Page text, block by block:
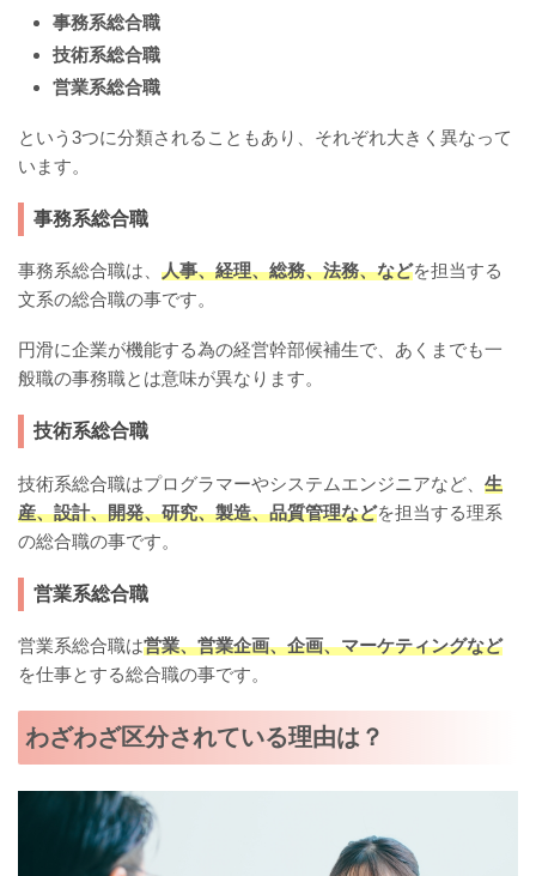
事務系総合職
技術系総合職
営業系総合職
という3つに分類されることもあり、それぞれ大きく異なって
います。
事務系総合職
事務系総合職は、 人事、経理、総務、法務、などを担当する
文系の総合職の事です。
円滑に企業が機能する為の経営幹部候補生で、あくまでも一
般職の事務職とは意味が異なります。
技術系総合職
技術系総合職はプログラマーやシステムエンジニアなど、 生
産、設計、開発、研究、製造、品質管理などを担当する理系
の総合職の事です。
営業系総合職
営業系総合職は営業、営業企画、企画、マーケティングなど
を仕事とする総合職の事です。
わざわざ区分されている理由は？